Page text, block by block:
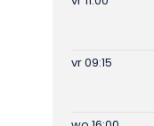
vr 09:15